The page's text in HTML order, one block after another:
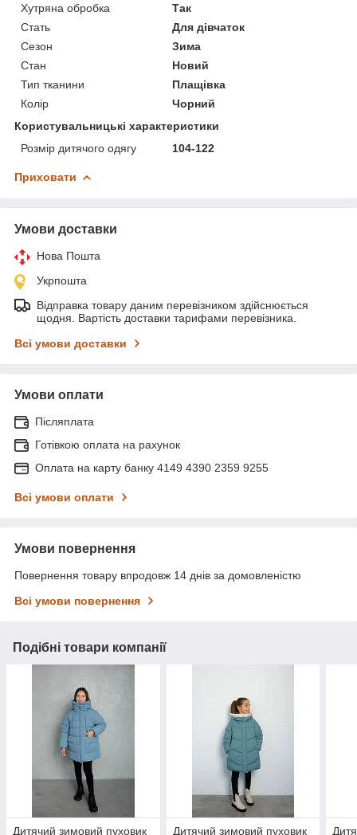
Хутряна обробка
Так
Стать
Для дівчаток
Сезон
Зима
Стан
Новий
Тип тканини
Плащівка
Колір
Чорний
Користувальницькі характеристики
Розмір дитячого одягу
104-122
Приховати
Умови доставки
Нова Пошта
Укрпошта
Відправка товару даним перевізником здійснюється
щодня. Вартість доставки тарифами перевізника.
Всі умови доставки
Умови оплати
Післяплата
Готівкою оплата на рахунок
Оплата на карту банку 4149 4390 2359 9255
Всі умови оплати
Умови повернення
Повернення товару впродовж 14 днів за домовленістю
Всі умови повернення
Подібні товари компанії
Дитячий зимовий пуховик
Дитячий зимовий пуховик